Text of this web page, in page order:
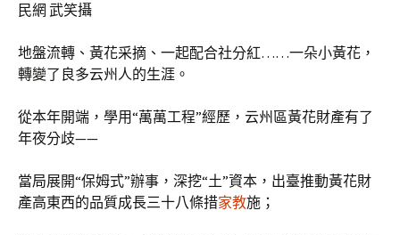
民網 武笑攝
地盤流轉、黃花采摘、一起配合社分紅……一朵小黃花，
轉變了良多云州人的生涯。
從本年開端，學用“萬萬工程”經歷，云州區黃花財產有了
年夜分歧——
當局展開“保姆式”辦事，深挖“土”資本，出臺推動黃花財
產高東西的品質成長三十八條措家教施；